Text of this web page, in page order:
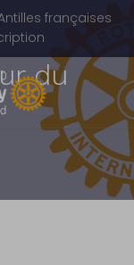
françaises
du